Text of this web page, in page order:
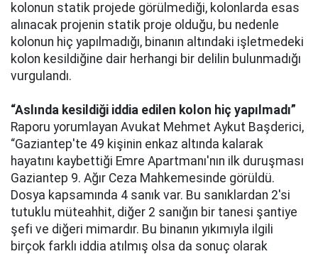
kolonun statik projede görülmediği, kolonlarda esas
alınacak projenin statik proje olduğu, bu nedenle
kolonun hiç yapılmadığı, binanın altındaki işletmedeki
kolon kesildiğine dair herhangi bir delilin bulunmadığı
vurgulandı.
“Aslında kesildiği iddia edilen kolon hiç yapılmadı”
Raporu yorumlayan Avukat Mehmet Aykut Başderici,
“Gaziantep'te 49 kişinin enkaz altında kalarak
hayatını kaybettiği Emre Apartmanı'nın ilk duruşması
Gaziantep 9. Ağır Ceza Mahkemesinde görüldü.
Dosya kapsamında 4 sanık var. Bu sanıklardan 2'si
tutuklu müteahhit, diğer 2 sanığın bir tanesi şantiye
şefi ve diğeri mimardır. Bu binanın yıkımıyla ilgili
birçok farklı iddia atılmış olsa da sonuç olarak